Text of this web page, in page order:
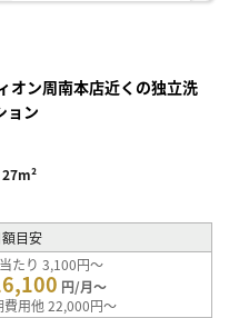
オン周南本店近くの独立洗
ョン
27m²
額目安
たり 3,100円～
円/月～
費用他 22,000円～